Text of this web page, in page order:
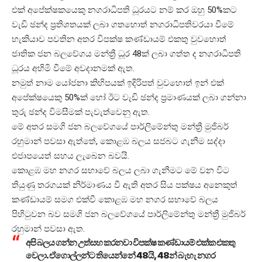
එක් අපේක්ෂකයෙකු නගරාධිපති ධූරයට නම් කර ඔහු 50%කට
වැඩි ඡන්ද ප්‍රතිශතයක් ලබා ගතහොත් නගරාධිපතිවරයා වීමේ
හැකියාව පවතින අතර විපක්ෂ කණ්ඩායම් එකතු වුවහොත්
ජාතික ජන බලවේගය මන්ත්‍රී ධූර 48ක් ලබා ගත්ත ද නගරාධිපති
ධූරය අහිමි වීමේ අවදානමක් ඇත.
නමුත් නාම යෝජනා කිහිපයක් ඉදිරිපත් වුවහොත් ඉන් එක්
අපේක්ෂයෙකු 50%ක් හෝ ඊට වැඩි ඡන්ද ප්‍රමාණයක් ලබා ගන්නා
තුරු ඡන්ද විමසීමක් පැවැත්වෙනු ඇත.
මේ අතර සමගි ජන බලවේගයේ පාර්ලිමේන්තු මන්ත්‍රී මුජිබර්
රහුමාන් පවසා ඇත්තේ, කොළඹ බලය සජබට ගැනීම සද්දා
එජාපයෙත් සහය ලැබෙන බවයි.
කොළඹ මහ නගර සභාවේ බලය ලබා ගැනීමට මේ වන විට
තියුණු තරගයක් නිර්මාණය වී ඇති අතර සිය පක්ෂය අනෙකුත්
කණ්ඩායම් සමග එක්වී කොළඹ මහ නගර සභාවේ බලය
පිහිටුවන බව සමගි ජන බලවේගයේ පාර්ලිමේන්තු මන්ත්‍රී මුජිබර්
රහුමාන් පවසා ඇත.
අපි බලය ගන්න උත්සහ කරනවා විපක්ෂ කණ්ඩායම් එක්ක එකතු
වෙලා. ඒගොල්ලන්ට තියෙන්නේ 48යි, 48න් බැහැ නගර